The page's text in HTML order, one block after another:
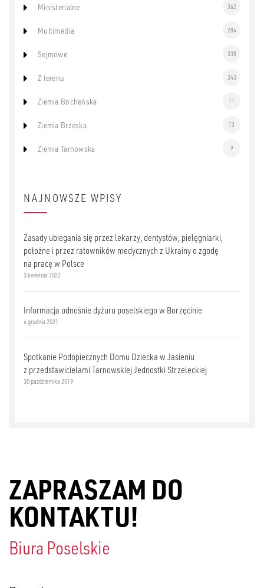
Ministerialne 362
Multimedia 284
Sejmowe 338
Z terenu 343
Ziemia Bocheńska 11
Ziemia Brzeska 13
Ziemia Tarnowska 9
NAJNOWSZE WPISY
Zasady ubiegania się przez lekarzy, dentystów, pielęgniarki,
położne i przez ratowników medycznych z Ukrainy o zgodę
na pracę w Polsce
3 kwietnia 2022
Informacja odnośnie dyżuru poselskiego w Borzęcinie
4 grudnia 2021
Spotkanie Podopiecznych Domu Dziecka w Jasieniu
z przedstawicielami Tarnowskiej Jednostki Strzeleckiej
30 października 2019
ZAPRASZAM DO
KONTAKTU!
Biura Poselskie